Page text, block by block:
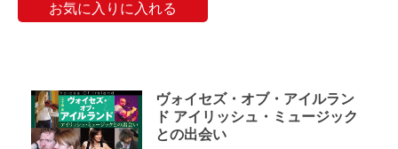
お気に入りに入れる
ヴォイセズ・オブ・アイルラン
ド アイリッシュ・ミュージック
との出会い